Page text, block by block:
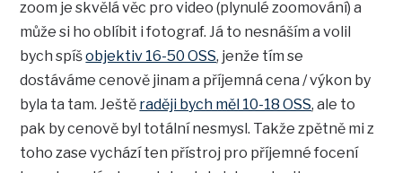
zoom je skvělá věc pro video (plynulé zoomování) a
může si ho oblíbit i fotograf. Já to nesnáším a volil
bych spíšobjektiv 16-50 OSS, jenže tím se
dostáváme cenově jinam a příjemná cena / výkon by
byla ta tam. Ještě raději bych měl 10-18 OSS, ale to
pak by cenově byl totální nesmysl. Takže zpětně mi z
toho zase vychází ten přístroj pro příjemné focení